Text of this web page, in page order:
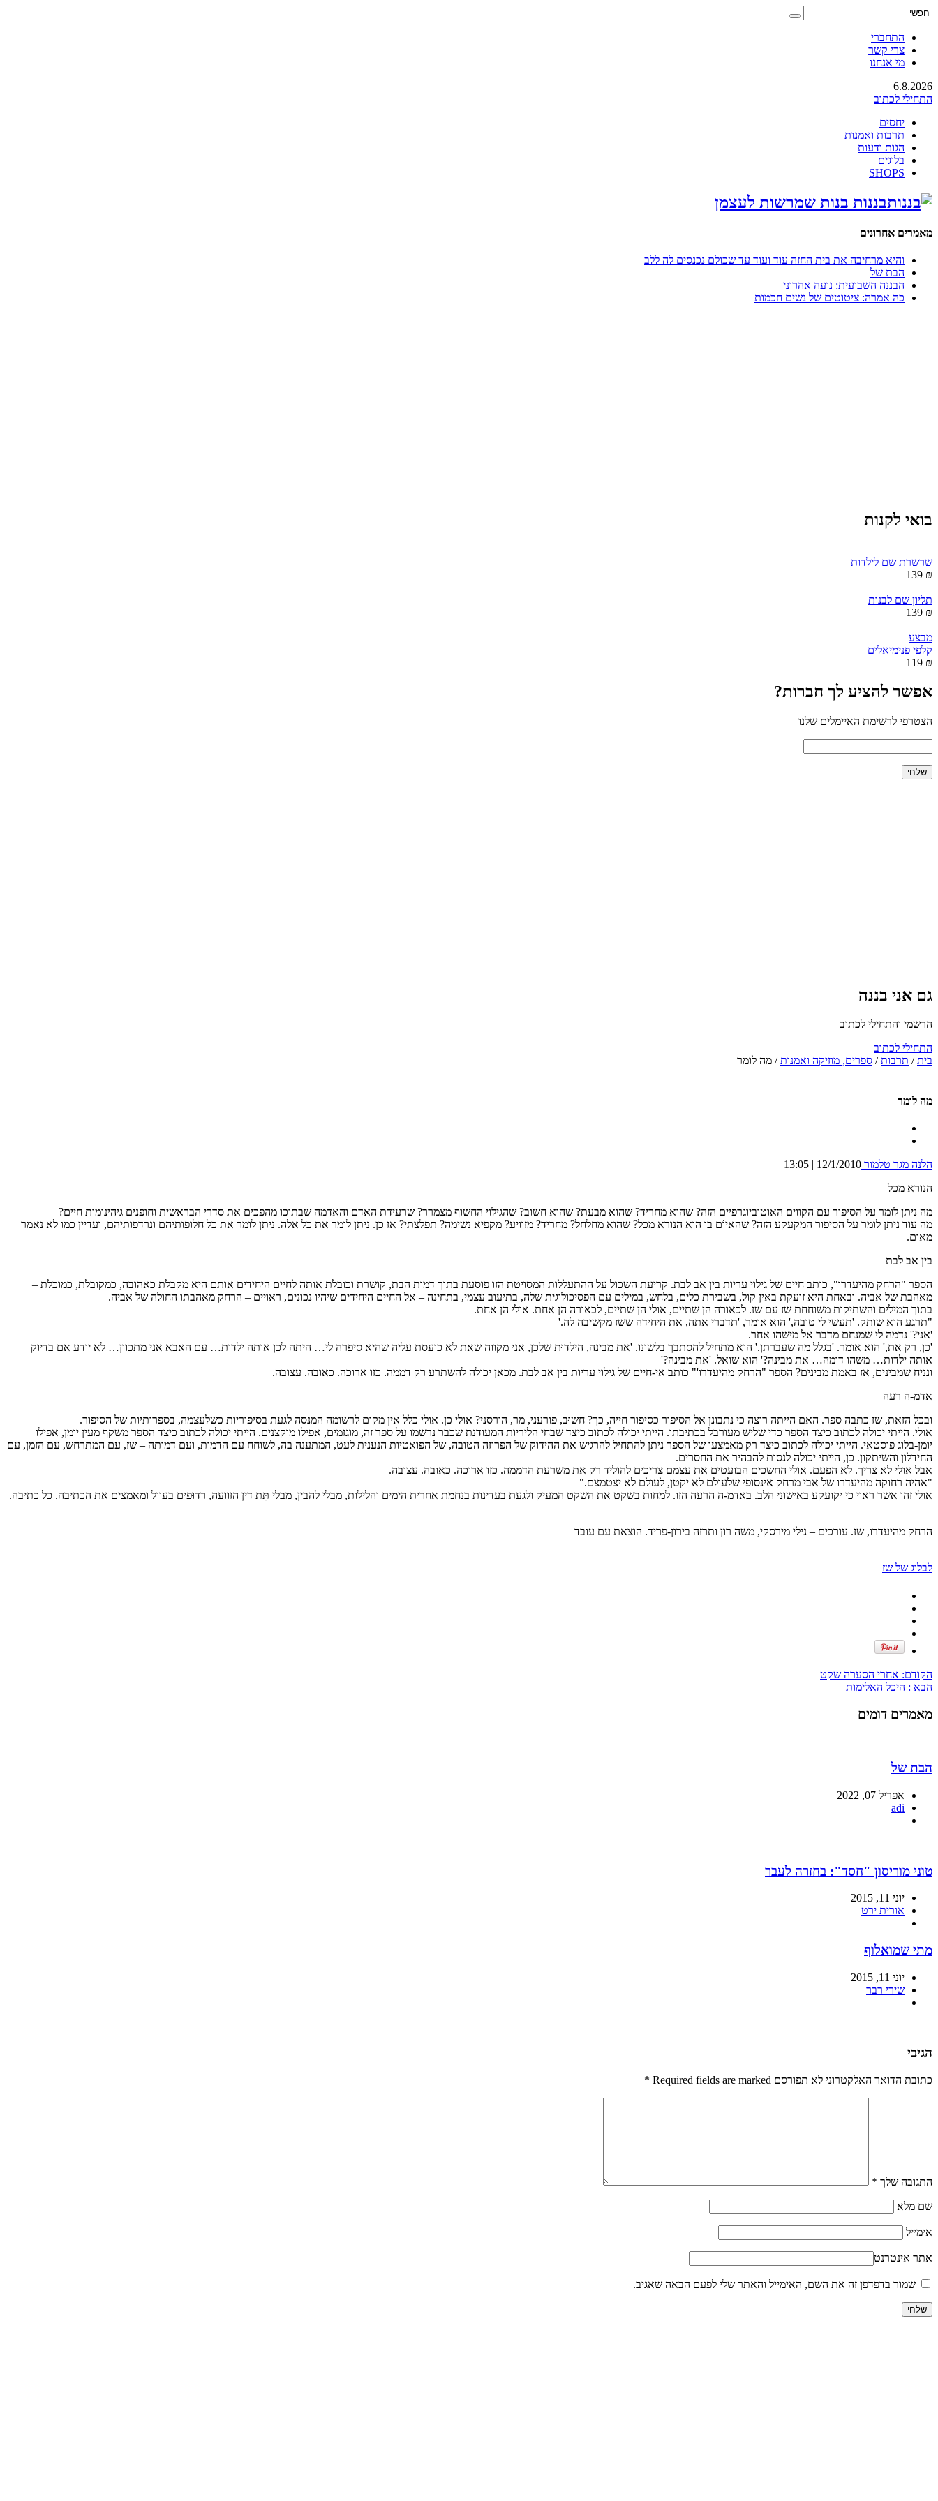
התחברי
צרי קשר
מי אנחנו
6.8.2026
התחילי לכתוב
יחסים
תרבות ואמנות
הגות ודעות
בלוגים
SHOPS
בננות בנות שמרשות לעצמן
מאמרים אחרונים
והיא מרחיבה את בית החזה עוד ועוד עד שכולם נכנסים לה ללב
הבת של
הבננה השבועית: נועה אהרוני
כה אמרה: ציטוטים של נשים חכמות
בואי לקנות
שרשרת שם לילדות
₪ 139
תליון שם לבנות
₪ 139
מבצע
קלפי פנימיאלים
₪ 119
אפשר להציע לך חברות?
הצטרפי לרשימת האיימלים שלנו
גם אני בננה
הרשמי והתחילי לכתוב
התחילי לכתוב
בית/ תרבות/ ספרים, מוזיקה ואמנות/ מה לומר
מה לומר
הלנה מגר טלמור 12/1/2010 | 13:05
הנורא מכל
מה ניתן לומר על הסיפור עם הקווים האוטוביוגרפיים הזה? שהוא מחריד? שהוא מבעת? שהוא חשוב? שהגילוי החשוף מצמרר? שרעידת האדם והאדמה שבתוכו מהפכים את סדרי הבראשית וחופנים גיהינומות חיים?
מה עוד ניתן לומר על הסיפור המקעקע הזה? שהאיוֹם בו הוא הנורא מכל? שהוא מחלחל? מחריד? מזוויע? מקפיא נשימה? תפלצתי? אז כן. ניתן לומר את כל אלה. ניתן לומר את כל חלופותיהם ונרדפותיהם, ועדיין כמו לא נאמר
מאום.
בין אב לבת
הספר "הרחק מהיעדרו", כותב חיים של גילוי עריות בין אב לבת. קריעת השכול על ההתעללות המסויטת הזו פוסעת בתוך דמות הבת, קושרת וכובלת אותה לחיים היחידים אותם היא מקבלת כאהובה, כמקובלת, כמוכלת –
מאהבת של אביה. ובאחת היא זועקת באין קול, בשבירת כלים, בלחש, במילים עם הפסיכולוגית שלה, בתיעוב עצמי, בתחינה – אל החיים היחידים שיהיו נכונים, ראויים – הרחק מאהבתו החולה של אביה.
בתוך המילים והשתיקות משוחחת שז עם שז. לכאורה הן שתיים, אולי הן שתיים, לכאורה הן אחת. אולי הן אחת.
"תרגע הוא שותק. 'תעשי לי טובה,' הוא אומר, 'תדברי אתה, את היחידה ששז מקשיבה לה.'
'אני?' נדמה לי שמנחם מדבר אל מישהו אחר.
'כן, רק את,' הוא אומר. 'בגלל מה שעברתן.' הוא מתחיל להסתבך בלשונו. 'את מבינה, הילדוּת שלכן, אני מקווה שאת לא כועסת עליה שהיא סיפרה לי… היתה לכן אותה ילדות… עם האבא אני מתכוון… לא יודע אם בדיוק
אותה ילדות… משהו דומה… את מבינה?' הוא שואל. 'את מבינה?'
ונניח שמבינים, אז באמת מבינים? הספר "הרחק מהיעדרו'" כותב אי-חיים של גילוי עריות בין אב לבת. מכאן יכולה להשתרע רק דממה. כזו ארוכה. כאובה. עצובה.
אדמ-ה רעה
ובכל הזאת, שז כתבה ספר. האם הייתה רוצה כי נתבונן אל הסיפור כסיפור חייה, כך? חשוּב, פורעני, מר, הורסני? אולי כן. אולי כלל אין מקום לרשומה המנסה לגעת בסיפוריות כשלעצמה, בספרותיות של הסיפור.
אולי. הייתי יכולה לכתוב כיצד הספר כדי שליש מעורבל בכתיבתו. הייתי יכולה לכתוב כיצד שבחי הליריות המעודנת שכבר נרשמו על ספר זה, מוגזמים, אפילו מוקצנים. הייתי יכולה לכתוב כיצד הספר משקף מעין יומן, אפילו
יומן-בלוג פוסטאי. הייתי יכולה לכתוב כיצד רק מאמצעו של הספר ניתן להתחיל להרגיש את ההידוק של הפרוזה הטובה, של הפואטיות הנענית לעט, המתענה בה, לשוחח עם הדמות, ועם דמותה – שז, עם המתרחש, עם הזמן, עם
החידלון והשיתקון. כן, הייתי יכולה לנסות להבהיר את החסרים.
אבל אולי לא צריך. לא הפעם. אולי החשכים הבועטים את עצמם צריכים להוליד רק את משרעת הדממה. כזו ארוכה. כאובה. עצובה.
"אהיה רחוקה מהיעדרו של אבי מרחק אינסופי שלעולם לא יקטן, לעולם לא יצטמצם."
אולי זהו אשר ראוי כי יקועקע באישוני הלב. באדמ-ה הרעה הזו. למחות בשקט את השקט המעיק ולגעת בעדינות בנחמת אחרית הימים והלילות, מבלי להבין, מבלי תֵּת דין הזוועה, רדוּפים בעוול ומאמצים את הכתיבה. כל כתיבה.
הרחק מהיעדרו, שז. עורכים – נילי מירסקי, משה רון ותרזה בירון-פריד. הוצאת עם עובד
לבלוג של שז
הקודם: אחרי הסערה שקט
הבא : היכל האלימות
מאמרים דומים
הבת של
אפריל 07, 2022
adi
טוני מוריסון "חסד": בחזרה לעבר
יוני 11, 2015
אורית ירט
מתי שמואלוף
יוני 11, 2015
שירי רבר
הגיבי
כתובת הדואר האלקטרוני לא תפורסם Required fields are marked *
התגובה שלך *
שם מלא
אימייל
אתר אינטרנט
שמור בדפדפן זה את השם, האימייל והאתר שלי לפעם הבאה שאגיב.